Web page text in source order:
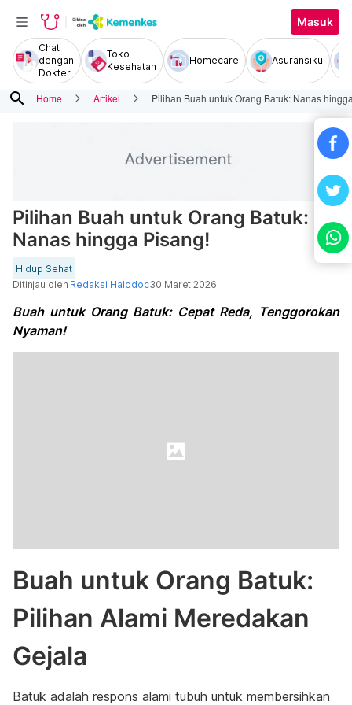
Masuk
Chat
dengan
Dokter
Toko
Kesehatan
Homecare Asuransiku
search Home Artikel Pilihan Buah untuk Orang Batuk: Nanas
Pilihan Buah untuk Orang Batuk:
Nanas hingga Pisang!
Hidup Sehat
Ditinjau oleh Redaksi Halodoc30 Maret 2026
Buah untuk Orang Batuk: Cepat Reda, Tenggorokan
Nyaman!
Buah untuk Orang Batuk:
Pilihan Alami Meredakan
Gejala
Batuk adalah respons alami tubuh untuk membersihkan